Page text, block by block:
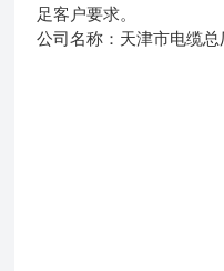
足客户要求。
公司名称：天津市电缆